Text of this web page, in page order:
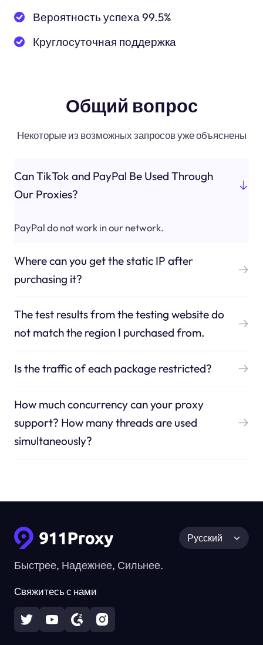
Вероятность успеха 99.5%
Круглосуточная поддержка
Общий вопрос
Некоторые из возможных запросов уже объяснены
Can TikTok and PayPal Be Used Through
Our Proxies?
PayPal do not work in our network.
Where can you get the static IP after
purchasing it?
The test results from the testing website do
not match the region I purchased from.
Is the traffic of each package restricted?
How much concurrency can your proxy
support? How many threads are used
simultaneously?
Быстрее, Надежнее, Сильнее.
Свяжитесь с нами
Русский